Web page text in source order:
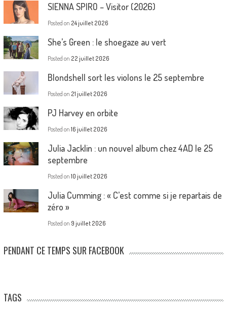
SIENNA SPIRO – Visitor (2026)
Posted on 24 juillet 2026
She’s Green : le shoegaze au vert
Posted on 22 juillet 2026
Blondshell sort les violons le 25 septembre
Posted on 21 juillet 2026
PJ Harvey en orbite
Posted on 16 juillet 2026
Julia Jacklin : un nouvel album chez 4AD le 25
septembre
Posted on 10 juillet 2026
Julia Cumming : « C’est comme si je repartais de
zéro »
Posted on 9 juillet 2026
PENDANT CE TEMPS SUR FACEBOOK
TAGS